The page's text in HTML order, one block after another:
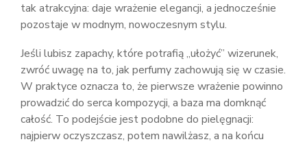
tak atrakcyjna: daje wrażenie elegancji, a jednocześnie
pozostaje w modnym, nowoczesnym stylu.
Jeśli lubisz zapachy, które potrafią „ułożyć” wizerunek,
zwróć uwagę na to, jak perfumy zachowują się w czasie.
W praktyce oznacza to, że pierwsze wrażenie powinno
prowadzić do serca kompozycji, a baza ma domknąć
całość. To podejście jest podobne do pielęgnacji:
najpierw oczyszczasz, potem nawilżasz, a na końcu